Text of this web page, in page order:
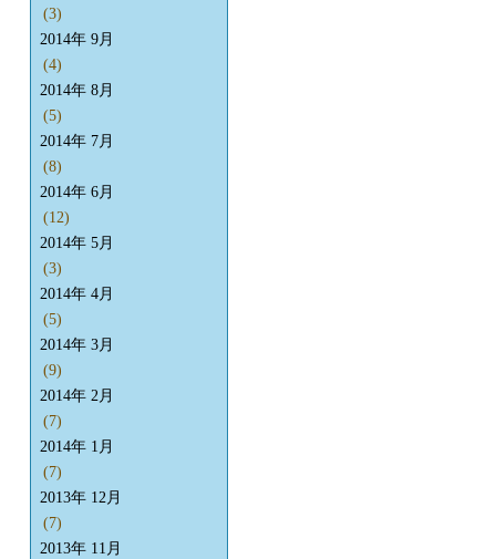
(3)
2014年 9月
(4)
2014年 8月
(5)
2014年 7月
(8)
2014年 6月
(12)
2014年 5月
(3)
2014年 4月
(5)
2014年 3月
(9)
2014年 2月
(7)
2014年 1月
(7)
2013年 12月
(7)
2013年 11月